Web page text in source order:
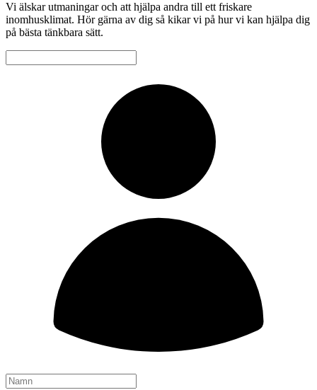
Vi älskar utmaningar och att hjälpa andra till ett friskare
inomhusklimat. Hör gärna av dig så kikar vi på hur vi kan hjälpa dig
på bästa tänkbara sätt.